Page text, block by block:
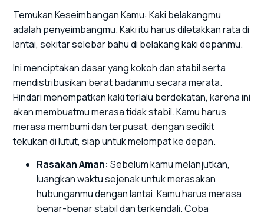
Temukan Keseimbangan Kamu: Kaki belakangmu
adalah penyeimbangmu. Kaki itu harus diletakkan rata di
lantai, sekitar selebar bahu di belakang kaki depanmu.
Ini menciptakan dasar yang kokoh dan stabil serta
mendistribusikan berat badanmu secara merata.
Hindari menempatkan kaki terlalu berdekatan, karena ini
akan membuatmu merasa tidak stabil. Kamu harus
merasa membumi dan terpusat, dengan sedikit
tekukan di lutut, siap untuk melompat ke depan.
Rasakan Aman: Sebelum kamu melanjutkan,
luangkan waktu sejenak untuk merasakan
hubunganmu dengan lantai. Kamu harus merasa
benar-benar stabil dan terkendali. Coba